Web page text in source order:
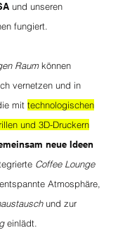
und unseren
fungiert.
Raumkönnen
vernetzen und in
mit technologischen
und 3D-Druckern
neue Ideen
Coffee Lounge
Atmosphäre,
und zur
einlädt.